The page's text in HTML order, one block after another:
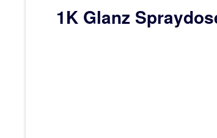
1K Glanz